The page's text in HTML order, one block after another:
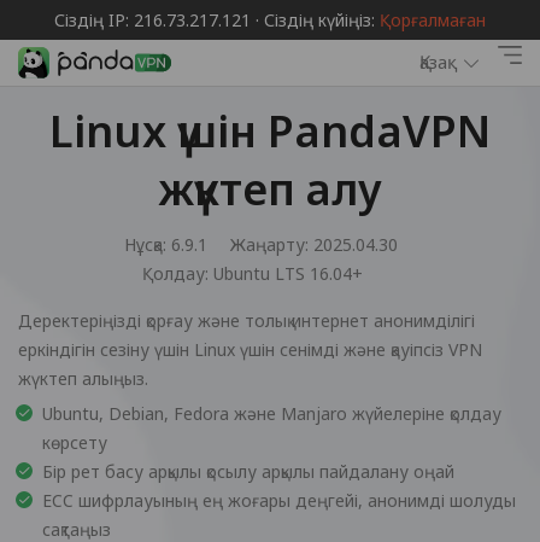
Сіздің IP: 216.73.217.121 · Сіздің күйіңіз: Қорғалмаған
Қазақ
Linux үшін PandaVPN
жүктеп алу
Нұсқа: 6.9.1
Жаңарту: 2025.04.30
Қолдау: Ubuntu LTS 16.04+
Деректеріңізді қорғау және толық интернет анонимділігі
еркіндігін сезіну үшін Linux үшін сенімді және қауіпсіз VPN
жүктеп алыңыз.
Ubuntu, Debian, Fedora және Manjaro жүйелеріне қолдау
көрсету
Бір рет басу арқылы қосылу арқылы пайдалану оңай
ECC шифрлауының ең жоғары деңгейі, анонимді шолуды
сақтаңыз